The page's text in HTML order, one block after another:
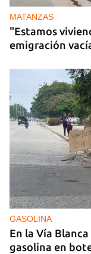
MATANZAS
"Estamos
emigración
GASOLINA
En la Vía
gasolina en